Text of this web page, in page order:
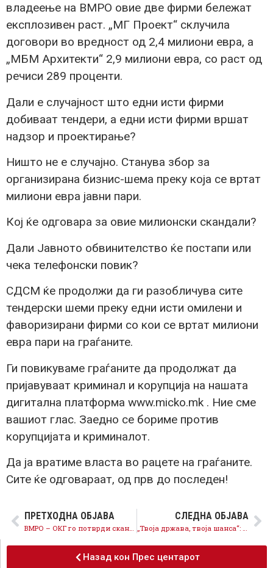
владеење на ВМРО овие две фирми бележат
експлозивен раст. „МГ Проект“ склучила
договори во вредност од 2,4 милиони евра, а
„МБМ Архитекти“ 2,9 милиони евра, со раст од
речиси 289 проценти.
Дали е случајност што едни исти фирми
добиваат тендери, а едни исти фирми вршат
надзор и проектирање?
Ништо не е случајно. Станува збор за
организирана бизнис-шема преку која се вртат
милиони евра јавни пари.
Кој ќе одговара за овие милионски скандали?
Дали Јавното обвинителство ќе постапи или
чека телефонски повик?
СДСМ ќе продолжи да ги разобличува сите
тендерски шеми преку едни исти омилени и
фаворизирани фирми со кои се вртат милиони
евра пари на граѓаните.
Ги повикуваме граѓаните да продолжат да
пријавуваат криминал и корупција на нашата
дигитална платформа www.micko.mk . Ние сме
вашиот глас. Заедно се бориме против
корупцијата и криминалот.
Да ја вратиме власта во рацете на граѓаните.
Сите ќе одговараат, од прв до последен!
ПРЕТХОДНА ОБЈАВА
ВМРО – ОКГ го потврди скандалот со омилените фирми, прашањето сега е кој ќе одговара?
СЛЕДНА ОБЈАВА
„Твоја држава, твоја шанса“: Бесплатно образование, модерни вештини, повеќе шанси за младите
Назад кон Прес центарот